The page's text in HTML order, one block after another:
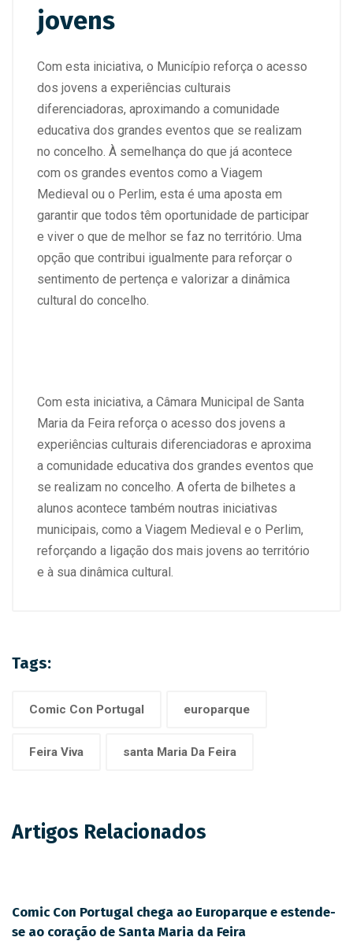
jovens
Com esta iniciativa, o Município reforça o acesso
dos jovens a experiências culturais
diferenciadoras, aproximando a comunidade
educativa dos grandes eventos que se realizam
no concelho. À semelhança do que já acontece
com os grandes eventos como a Viagem
Medieval ou o Perlim, esta é uma aposta em
garantir que todos têm oportunidade de participar
e viver o que de melhor se faz no território. Uma
opção que contribui igualmente para reforçar o
sentimento de pertença e valorizar a dinâmica
cultural do concelho.
Com esta iniciativa, a Câmara Municipal de Santa
Maria da Feira reforça o acesso dos jovens a
experiências culturais diferenciadoras e aproxima
a comunidade educativa dos grandes eventos que
se realizam no concelho. A oferta de bilhetes a
alunos acontece também noutras iniciativas
municipais, como a Viagem Medieval e o Perlim,
reforçando a ligação dos mais jovens ao território
e à sua dinâmica cultural.
Tags:
Comic Con Portugal europarque
Feira Viva santa Maria Da Feira
Artigos Relacionados
Comic Con Portugal chega ao Europarque e estende-
se ao coração de Santa Maria da Feira